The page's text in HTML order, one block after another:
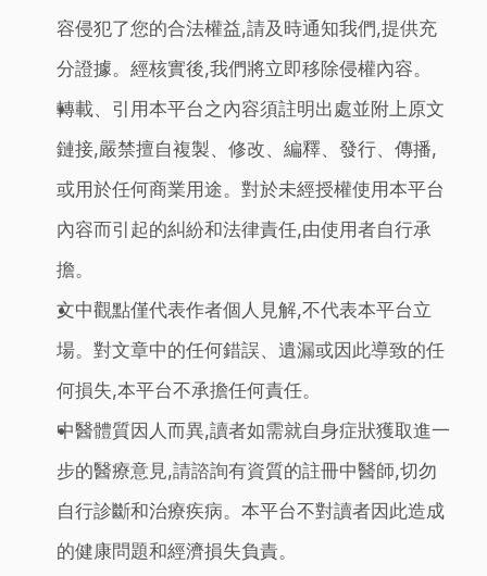
容侵犯了您的合法權益,請及時通知我們,提供充
分證據。經核實後,我們將立即移除侵權內容。
轉載、引用本平台之內容須註明出處並附上原文
鏈接,嚴禁擅自複製、修改、編釋、發行、傳播,
或用於任何商業用途。對於未經授權使用本平台
內容而引起的糾紛和法律責任,由使用者自行承
擔。
文中觀點僅代表作者個人見解,不代表本平台立
場。對文章中的任何錯誤、遺漏或因此導致的任
何損失,本平台不承擔任何責任。
中醫體質因人而異,讀者如需就自身症狀獲取進一
步的醫療意見,請諮詢有資質的註冊中醫師,切勿
自行診斷和治療疾病。本平台不對讀者因此造成
的健康問題和經濟損失負責。